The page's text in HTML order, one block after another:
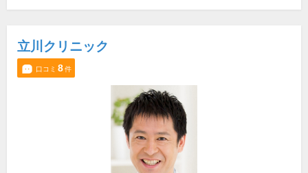
立川クリニック
口コミ 8件